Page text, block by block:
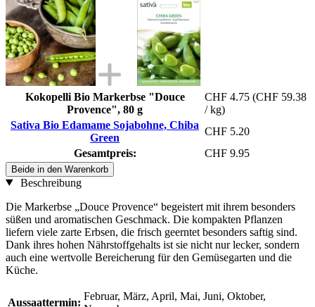
Kokopelli Bio Markerbse "Douce
Provence", 80 g
CHF 4.75 (CHF 59.38
/ kg)
Sativa Bio Edamame Sojabohne, Chiba
Green
CHF 5.20
Gesamtpreis:
CHF 9.95
Beide in den Warenkorb
Beschreibung
Die Markerbse „Douce Provence“ begeistert mit ihrem besonders
süßen und aromatischen Geschmack. Die kompakten Pflanzen
liefern viele zarte Erbsen, die frisch geerntet besonders saftig sind.
Dank ihres hohen Nährstoffgehalts ist sie nicht nur lecker, sondern
auch eine wertvolle Bereicherung für den Gemüsegarten und die
Küche.
Aussaattermin:
Februar, März, April, Mai, Juni, Oktober,